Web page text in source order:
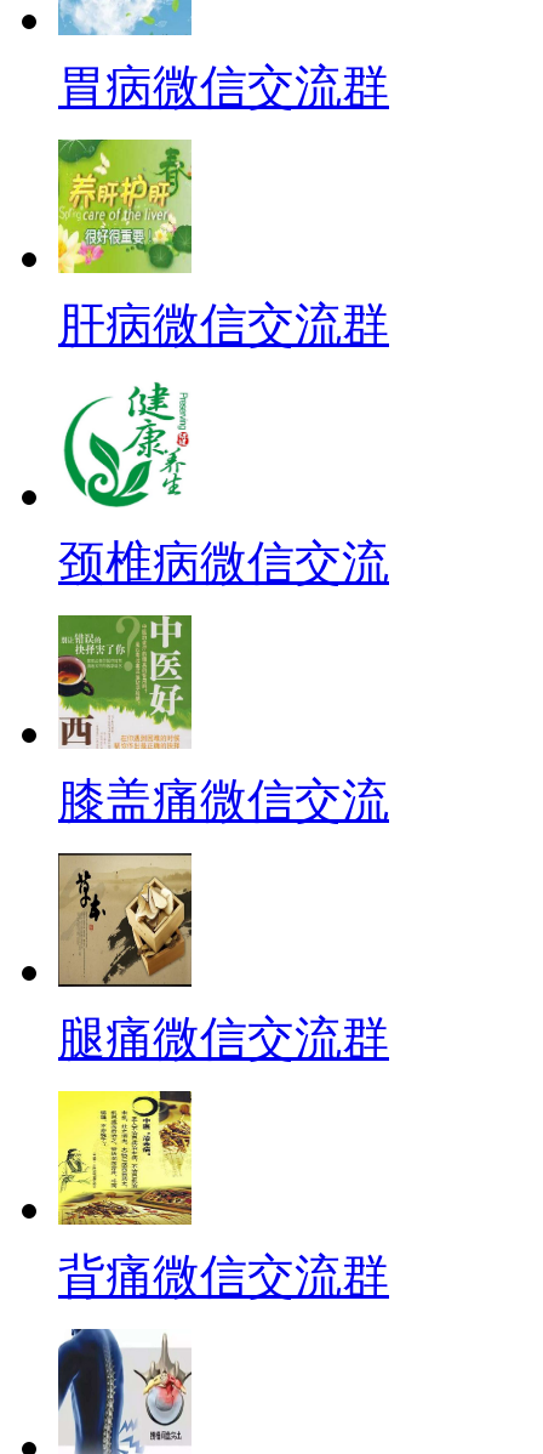
胃病微信交流群
肝病微信交流群
颈椎病微信交流
膝盖痛微信交流
腿痛微信交流群
背痛微信交流群